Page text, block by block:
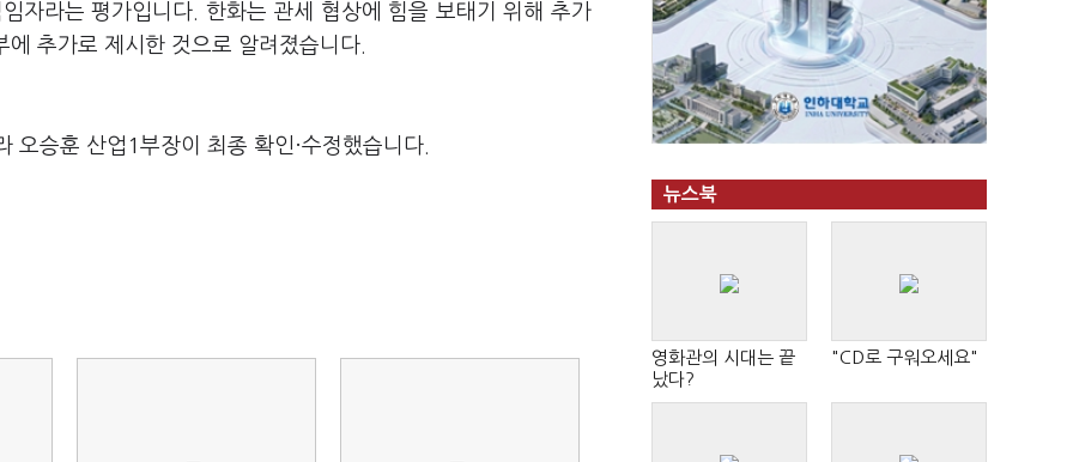
자라는 평가입니다
한화는 관세 협상에 힘을 보태기 위해 추가
추가로 제시한 것으로 알려졌습니다
오승훈 산업1부장이 최종 확인·수정했습니다.
뉴스북
영화관의 시대는 끝
났다?
"CD로 구워오세요"